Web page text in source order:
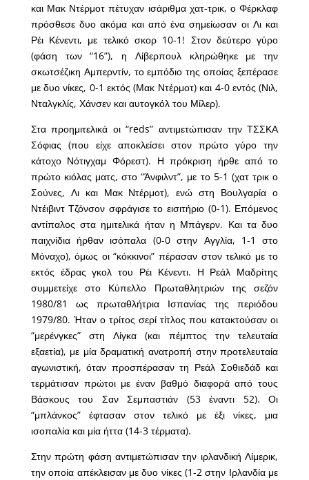
και Μακ Ντέρμοτ πέτυχαν ισάριθμα χατ-τρικ, ο Φέρκλαφ
πρόσθεσε δυο ακόμα και από ένα σημείωσαν οι Λι και
Ρέι Κένεντι, με τελικό σκορ 10-1! Στον δεύτερο γύρο
(φάση των “16”), η Λίβερπουλ κληρώθηκε με την
σκωτσέζικη Αμπερντίν, το εμπόδιο της οποίας ξεπέρασε
με δυο νίκες, 0-1 εκτός (Μακ Ντέρμοτ) και 4-0 εντός (Νιλ,
Νταλγκλίς, Χάνσεν και αυτογκόλ του Μίλερ).
Στα προημιτελικά οι “reds” αντιμετώπισαν την ΤΣΣΚΑ
Σόφιας (που είχε αποκλείσει στον πρώτο γύρο την
κάτοχο Νότιγχαμ Φόρεστ). Η πρόκριση ήρθε από το
πρώτο κιόλας ματς, στο “Άνφιλντ”, με το 5-1 (χατ τρικ ο
Σούνες, Λι και Μακ Ντέρμοτ), ενώ στη Βουλγαρία ο
Ντέιβιντ Τζόνσον σφράγισε το εισιτήριο (0-1). Επόμενος
αντίπαλος στα ημιτελικά ήταν η Μπάγερν. Και τα δυο
παιχνίδια ήρθαν ισόπαλα (0-0 στην Αγγλία, 1-1 στο
Μόναχο), όμως οι “κόκκινοι” πέρασαν στον τελικό με το
εκτός έδρας γκολ του Ρέι Κένεντι. Η Ρεάλ Μαδρίτης
συμμετείχε στο Κύπελλο Πρωταθλητριών της σεζόν
1980/81 ως πρωταθλήτρια Ισπανίας της περιόδου
1979/80. Ήταν ο τρίτος σερί τίτλος που κατακτούσαν οι
“μερένγκες” στη Λίγκα (και πέμπτος την τελευταία
εξαετία), με μία δραματική ανατροπή στην προτελευταία
αγωνιστική, όταν προσπέρασαν τη Ρεάλ Σοθιεδάδ και
τερμάτισαν πρώτοι με έναν βαθμό διαφορά από τους
Βάσκους του Σαν Σεμπαστιάν (53 έναντι 52). Οι
“μπλάνκος” έφτασαν στον τελικό με έξι νίκες, μια
ισοπαλία και μία ήττα (14-3 τέρματα).
Στην πρώτη φάση αντιμετώπισαν την ιρλανδική Λίμερικ,
την οποία απέκλεισαν με δυο νίκες (1-2 στην Ιρλανδία με